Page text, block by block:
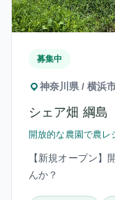
募集中
神奈川県 / 横浜
シェア畑 綱島
開放的な農園で農レ
【新規オープン】
んか？